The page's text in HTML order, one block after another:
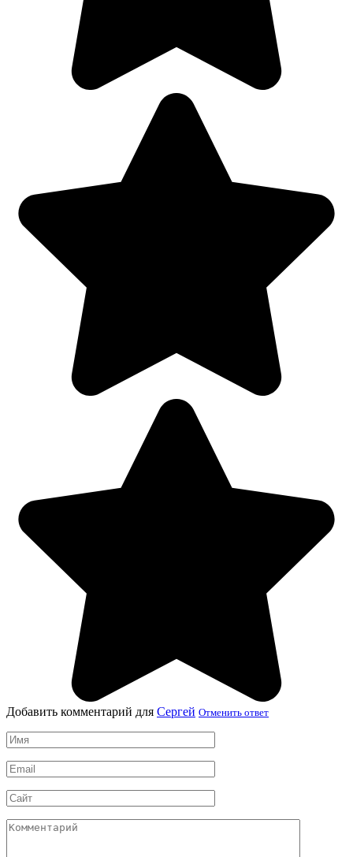
Добавить комментарий для Сергей Отменить ответ
Имя
*
Email
*
Сайт
Комментарий